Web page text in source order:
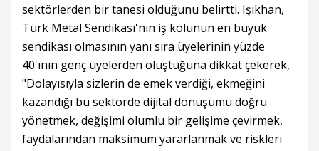
sektörlerden bir tanesi olduğunu belirtti. Işıkhan,
Türk Metal Sendikası'nın iş kolunun en büyük
sendikası olmasının yanı sıra üyelerinin yüzde
40'ının genç üyelerden oluştuğuna dikkat çekerek,
"Dolayısıyla sizlerin de emek verdiği, ekmeğini
kazandığı bu sektörde dijital dönüşümü doğru
yönetmek, değişimi olumlu bir gelişime çevirmek,
faydalarından maksimum yararlanmak ve riskleri